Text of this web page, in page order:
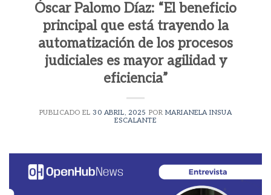
Óscar Palomo Díaz: “El beneficio
principal que está trayendo la
automatización de los procesos
judiciales es mayor agilidad y
eficiencia”
PUBLICADO EL30 ABRIL, 2025 POR MARIANELA INSUA
ESCALANTE